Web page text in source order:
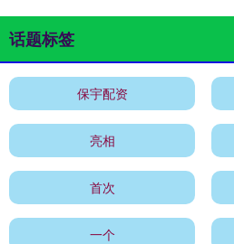
话题标签
保宇配资
亮相
首次
一个